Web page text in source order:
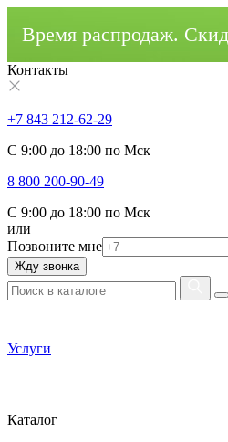
Время распродаж.
Контакты
+7 843 212-62-29
С 9:00 до 18:00 по Мск
8 800 200-90-49
С 9:00 до 18:00 по Мск
или
Позвоните мне
Жду звонка
Услуги
Каталог